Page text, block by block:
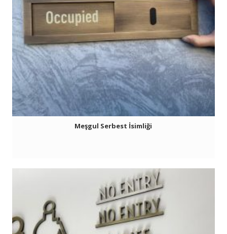
Meşgul Serbest İsimliği